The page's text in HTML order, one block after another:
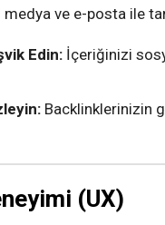
ve e-posta ile
Edin: İçeriğinizi
Backlinklerinizin
(UX)